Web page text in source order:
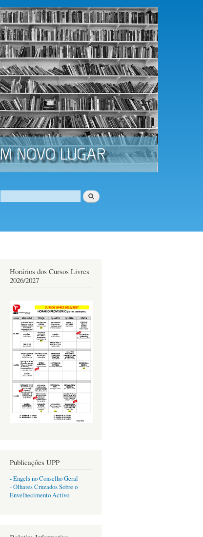
Formulário de procura
Procurar
Horários dos Cursos Livres
2026/2027
Publicações UPP
- Engels no Conselho Geral
- Olhares Cruzados Sobre o
Envelhecimento Activo